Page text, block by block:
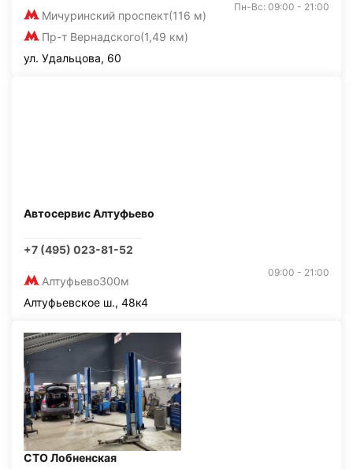
Мичуринский проспект(116 м)
Пр-т Вернадского(1,49 км)
Пн-Вс: 09:00 - 21:00
ул. Удальцова, 60
Автосервис Алтуфьево
+7 (495) 023-81-52
Алтуфьево300м
09:00 - 21:00
Алтуфьевское ш., 48к4
СТО Лобненская